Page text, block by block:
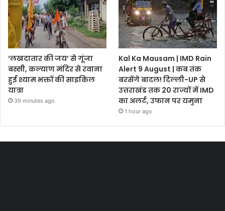
‘लखदातार की जय’ से गूंजा
बस्सी, कल्याण मंदिर से रवाना
हुई श्याम भक्तों की साइकिल
यात्रा
39 minutes ago
Kal Ka Mausam | IMD Rain
Alert 9 August | कब तक
बरसेंगे बादल! दिल्ली-UP से
उत्तराखंड तक 20 राज्यों में IMD
का अलर्ट, उफान पर यमुना
1 hour ago